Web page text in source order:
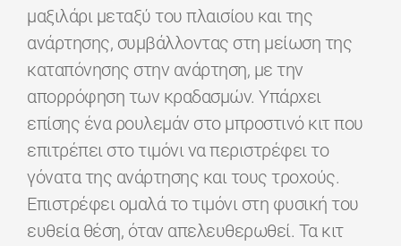
μαξιλάρι μεταξύ του πλαισίου και της
ανάρτησης, συμβάλλοντας στη μείωση της
καταπόνησης στην ανάρτηση, με την
απορρόφηση των κραδασμών. Υπάρχει
επίσης ένα ρουλεμάν στο μπροστινό κιτ που
επιτρέπει στο τιμόνι να περιστρέφει το
γόνατα της ανάρτησης και τους τροχούς.
Επιστρέφει ομαλά το τιμόνι στη φυσική του
ευθεία θέση, όταν απελευθερωθεί. Τα κιτ